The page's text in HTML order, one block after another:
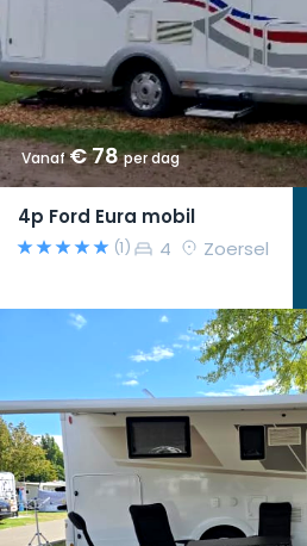
Vanaf€ 78per dag
4p Ford Eura mobil
(1) 4 Zoersel